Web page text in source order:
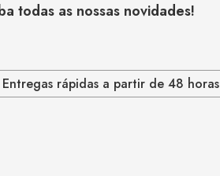
todas as nossas novidades!
Entregas rápidas a partir de 48 horas